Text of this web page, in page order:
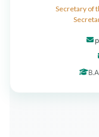
Secretary of